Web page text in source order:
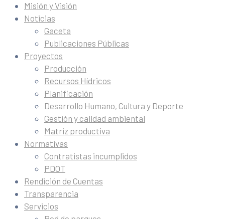
Misión y Visión
Noticias
Gaceta
Publicaciones Públicas
Proyectos
Producción
Recursos Hídricos
Planificación
Desarrollo Humano, Cultura y Deporte
Gestión y calidad ambiental
Matriz productiva
Normativas
Contratistas incumplidos
PDOT
Rendición de Cuentas
Transparencia
Servicios